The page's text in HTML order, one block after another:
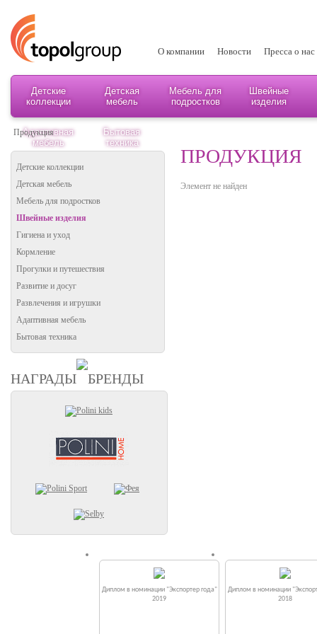
О компании Новости Пресса о нас
Детские
коллекции
Детская
мебель
Мебель для
подростков
Швейные
изделия
Адаптивная
мебель
Бытовая
техника
Продукция
Детские коллекции
Детская мебель
Мебель для подростков
Швейные изделия
Гигиена и уход
Кормление
Прогулки и путешествия
Развитие и досуг
Развлечения и игрушки
Адаптивная мебель
Бытовая техника
НАГРАДЫ БРЕНДЫ
ПРОДУКЦИЯ
Элемент не найден
Диплом в номинации "Экспортер года"
2019
Диплом в номинации
2018